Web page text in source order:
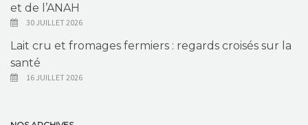
et de l’ANAH
30 JUILLET 2026
Lait cru et fromages fermiers : regards croisés sur la
santé
16 JUILLET 2026